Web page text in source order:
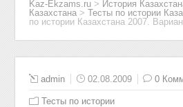
Kaz-Ekzams.ru > История
Казахстана >Тесты по истории
по истории Казахстана 2007.
admin 02.08.2009 0
Тесты по истории